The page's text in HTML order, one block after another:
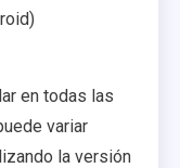
en todas las
variar
la versión